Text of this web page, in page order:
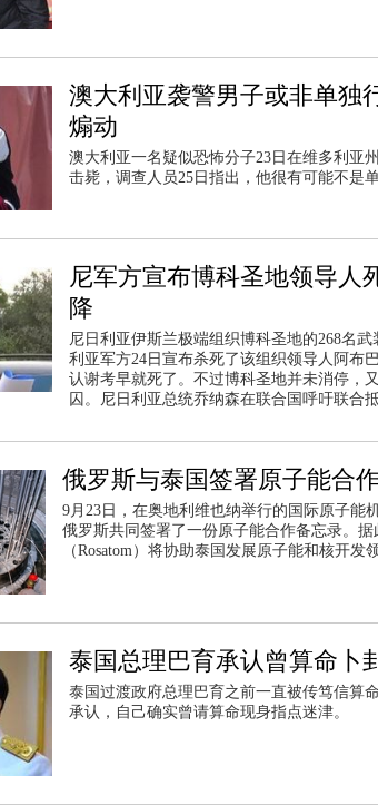
澳大利亚袭警男子或非单独
煽动
澳大利亚一名疑似恐怖分子23日在维多利亚
击毙，调查人员25日指出，他很有可能不是单
尼军方宣布博科圣地领导人
降
尼日利亚伊斯兰极端组织博科圣地的268名
利亚军方24日宣布杀死了该组织领导人阿布
认谢考早就死了。不过博科圣地并未消停，
囚。尼日利亚总统乔纳森在联合国呼吁联合抵
俄罗斯与泰国签署原子能合
9月23日，在奥地利维也纳举行的国际原子能
俄罗斯共同签署了一份原子能合作备忘录。
（Rosatom）将协助泰国发展原子能和核开发
泰国总理巴育承认曾算命卜
泰国过渡政府总理巴育之前一直被传笃信算
承认，自己确实曾请算命现身指点迷津。